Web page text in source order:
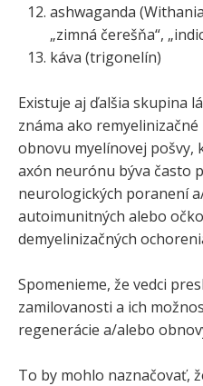
ashwaganda
„zimná čerešňa“,
káva (trigonelín)
Existuje aj ďalšia skupina
známa ako
obnovu myelínovej pošvy,
axón neurónu býva často
neurologických poranení
autoimunitných alebo
demyelinizačných
Spomenieme, že vedci
zamilovanosti a ich
regenerácie a/alebo
To by mohlo naznačovať,